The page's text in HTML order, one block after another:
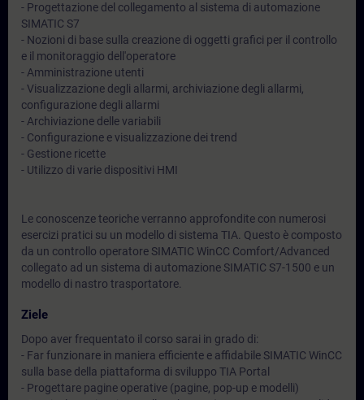
- Progettazione del collegamento al sistema di automazione
SIMATIC S7
- Nozioni di base sulla creazione di oggetti grafici per il controllo
e il monitoraggio dell'operatore
- Amministrazione utenti
- Visualizzazione degli allarmi, archiviazione degli allarmi,
configurazione degli allarmi
- Archiviazione delle variabili
- Configurazione e visualizzazione dei trend
- Gestione ricette
- Utilizzo di varie dispositivi HMI
Le conoscenze teoriche verranno approfondite con numerosi
esercizi pratici su un modello di sistema TIA. Questo è composto
da un controllo operatore SIMATIC WinCC Comfort/Advanced
collegato ad un sistema di automazione SIMATIC S7-1500 e un
modello di nastro trasportatore.
Ziele
Dopo aver frequentato il corso sarai in grado di:
- Far funzionare in maniera efficiente e affidabile SIMATIC WinCC
sulla base della piattaforma di sviluppo TIA Portal
- Progettare pagine operative (pagine, pop-up e modelli)